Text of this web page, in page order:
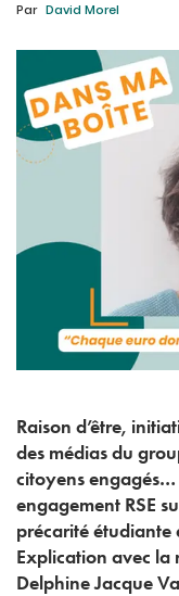
Par David Morel
Raison d’être,
des médias du
citoyens engagés…
engagement RSE
précarité étudiante
Explication avec la
Delphine Jacque